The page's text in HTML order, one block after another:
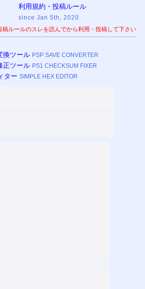
利用規約・投稿ルール
since Jan 5th, 2020
ルールのスレを読んでから利用・投稿して下さい
換ツール PSP SAVE CONVERTER
正ツール PS1 CHECKSUM FIXER
ター SIMPLE HEX EDITOR